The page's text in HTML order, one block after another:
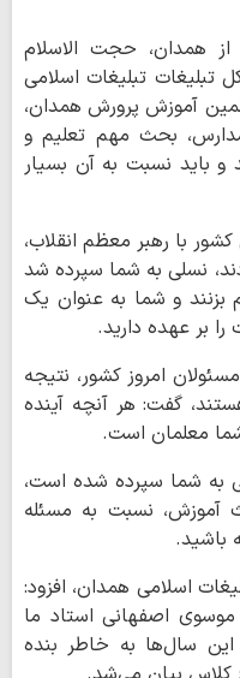
از همدان، حجت الاسلام
تبلیغات تبلیغات اسلامی
آموزش پرورش همدان،
بحث مهم تعلیم و
و باید نسبت به آن بسیار
با رهبر معظم انقلاب،
نسلی به شما سپرده شد
بزنند و شما به عنوان یک
بر عهده دارید.
امروز کشور، نتیجه
گفت: هر آنچه آینده‌
شما معلمان است.
به شما سپرده شده است،
آموزش، نسبت به مسئله
باشید.
اسلامی همدان، افزود:
الله موسوی اصفهانی استاد ما
سال‌ها به خاطر بنده